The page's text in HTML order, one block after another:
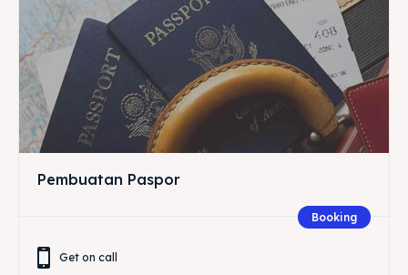
Pembuatan Paspor
Booking
Get on call